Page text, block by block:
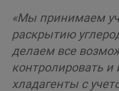
«Мы принимаем
раскрытию
делаем все
контролировать и
хладагенты с